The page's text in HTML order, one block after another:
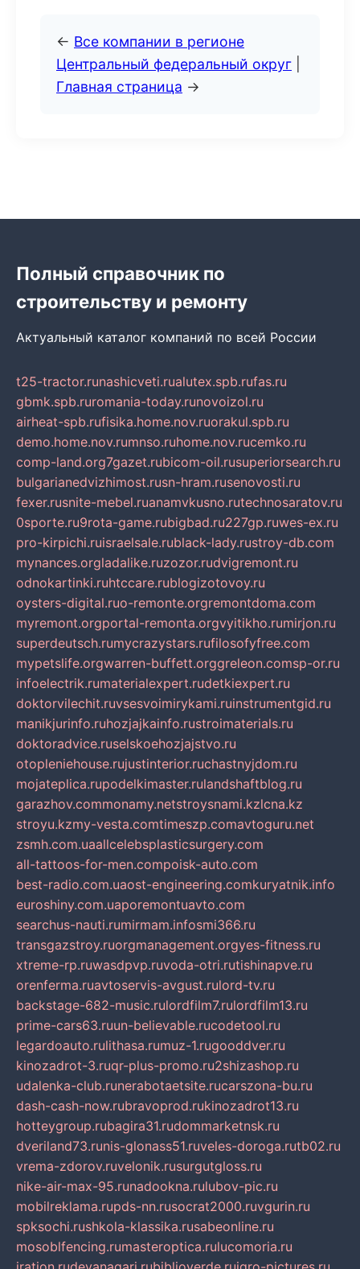
← Все компании в регионе
Центральный федеральный округ
Главная страница →
Полный справочник по
строительству и ремонту
Актуальный каталог компаний по всей России
t25-tractor.runashicveti.rualutex.spb.rufas.ru
gbmk.spb.ruromania-today.runovoizol.ru
airheat-spb.rufisika.home.nov.ruorakul.spb.ru
demo.home.nov.rumnso.ruhome.nov.rucemko.ru
comp-land.org7gazet.rubicom-oil.rusuperiorsearch.ru
bulgarianedvizhimost.rusn-hram.rusenovosti.ru
fexer.rusnite-mebel.ruanamvkusno.rutechnosaratov.ru
0sporte.ru9rota-game.rubigbad.ru227gp.ruwes-ex.ru
pro-kirpichi.ruisraelsale.rublack-lady.rustroy-db.com
mynances.orgladalike.ruzozor.rudvigremont.ru
odnokartinki.ruhtccare.rublogizotovoy.ru
oysters-digital.ruo-remonte.orgremontdoma.com
myremont.orgportal-remonta.orgvyitikho.rumirjon.ru
superdeutsch.rumycrazystars.rufilosofyfree.com
mypetslife.orgwarren-buffett.orggreleon.comsp-or.ru
infoelectrik.rumaterialexpert.rudetkiexpert.ru
doktorvilechit.ruvsesvoimirykami.ruinstrumentgid.ru
manikjurinfo.ruhozjajkainfo.rustroimaterials.ru
doktoradvice.ruselskoehozjajstvo.ru
otopleniehouse.rujustinterior.ruchastnyjdom.ru
mojateplica.rupodelkimaster.rulandshaftblog.ru
garazhov.commonamy.netstroysnami.kzlcna.kz
stroyu.kzmy-vesta.comtimeszp.comavtoguru.net
zsmh.com.uaallcelebsplasticsurgery.com
all-tattoos-for-men.compoisk-auto.com
best-radio.com.uaost-engineering.comkuryatnik.info
euroshiny.com.uaporemontuavto.com
searchus-nauti.rumirmam.infosmi366.ru
transgazstroy.ruorgmanagement.orgyes-fitness.ru
xtreme-rp.ruwasdpvp.ruvoda-otri.rutishinapve.ru
orenferma.ruavtoservis-avgust.rulord-tv.ru
backstage-682-music.rulordfilm7.rulordfilm13.ru
prime-cars63.ruun-believable.rucodetool.ru
legardoauto.rulithasa.rumuz-1.rugooddver.ru
kinozadrot-3.ruqr-plus-promo.ru2shizashop.ru
udalenka-club.runerabotaetsite.rucarszona-bu.ru
dash-cash-now.rubravoprod.rukinozadrot13.ru
hotteygroup.rubagira31.rudommarketnsk.ru
dveriland73.runis-glonass51.ruveles-doroga.rutb02.ru
vrema-zdorov.ruvelonik.rusurgutgloss.ru
nike-air-max-95.runadookna.rulubov-pic.ru
mobilreklama.rupds-nn.rusocrat2000.ruvgurin.ru
spksochi.rushkola-klassika.rusabeonline.ru
mosoblfencing.rumasteroptica.rulucomoria.ru